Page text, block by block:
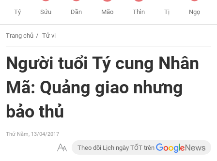
Tý Sửu Dần Mão Thìn Tị Ngọ
Trang chủ Tử vi
Người tuổi Tý cung Nhân
Mã: Quảng giao nhưng
bảo thủ
Thứ Năm, 13/04/2017
Theo dõi Lịch ngày TỐT trên